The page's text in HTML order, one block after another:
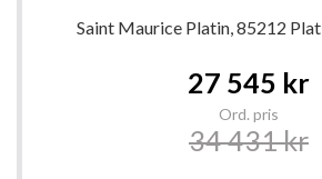
Saint Maurice Platin, 85212
27 545 kr
Ord. pris
34 431 kr